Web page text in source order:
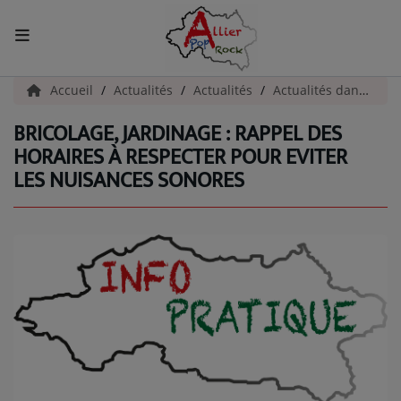
ACCUEIL
Actualités
INFOS - ALLIER
INFOS POP ROCK
La Radio
EMISSIONS
Accueil Actualités Actualités Actualités dans l'Allier
BRICOLAGE, JARDINAGE : RAPPEL DES
HORAIRES À RESPECTER POUR EVITER
LES NUISANCES SONORES